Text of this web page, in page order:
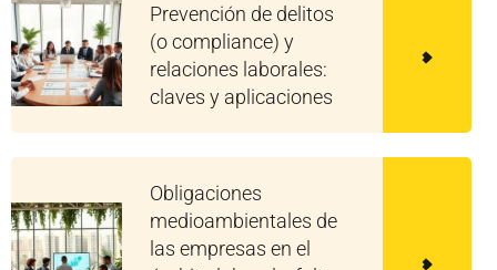
Prevención de delitos
(o compliance) y
relaciones laborales:
claves y aplicaciones
Obligaciones
medioambientales de
las empresas en el